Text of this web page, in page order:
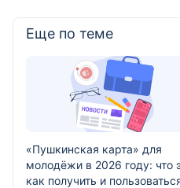
Еще по теме
«Пушкинская карта» для
молодёжи в 2026 году: что
как получить и